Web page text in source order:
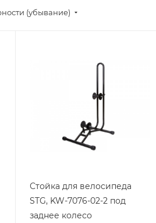
(убывание)
Стойка для велосипеда
STG, KW-7076-02-2 под
заднее колесо